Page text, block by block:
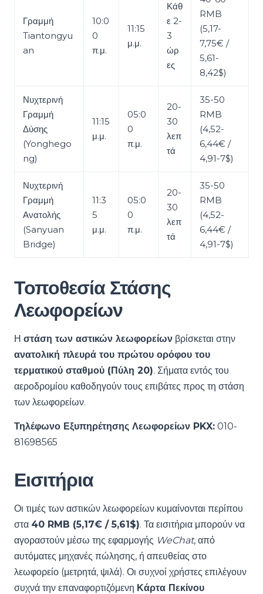
Γραμμή
Tiantongyu
an
10:0
0
π.μ.
11:15
μ.μ.
Κάθ
ε 2-
3
ώρ
ες
RMB
(5,17-
7,75€ /
5,61-
8,42$)
Νυχτερινή
Γραμμή
Δύσης
(Yonghego
ng)
11:15
μ.μ.
05:0
0
π.μ.
20-
30
λεπ
τά
35-50
RMB
(4,52-
6,44€ /
4,91-7$)
Νυχτερινή
Γραμμή
Ανατολής
(Sanyuan
Bridge)
11:3
5
μ.μ.
05:0
0
π.μ.
20-
30
λεπ
τά
35-50
RMB
(4,52-
6,44€ /
4,91-7$)
Τοποθεσία Στάσης
Λεωφορείων
Η στάση των αστικών λεωφορείων βρίσκεται στην
ανατολική πλευρά του πρώτου ορόφου του
τερματικού σταθμού (Πύλη 20). Σήματα εντός του
αεροδρομίου καθοδηγούν τους επιβάτες προς τη στάση
των λεωφορείων.
Τηλέφωνο Εξυπηρέτησης Λεωφορείων PKX: 010-
81698565
Εισιτήρια
Οι τιμές των αστικών λεωφορείων κυμαίνονται περίπου
στα 40 RMB (5,17€ / 5,61$). Τα εισιτήρια μπορούν να
αγοραστούν μέσω της εφαρμογής WeChat, από
αυτόματες μηχανές πώλησης, ή απευθείας στο
λεωφορείο (μετρητά, ψιλά). Οι συχνοί χρήστες επιλέγουν
συχνά την επαναφορτιζόμενη Κάρτα Πεκίνου